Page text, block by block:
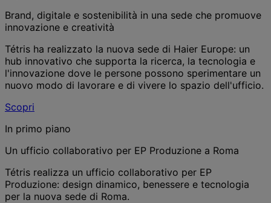
Brand, digitale e sostenibilità in una sede che promuove
innovazione e creatività
Tétris ha realizzato la nuova sede di Haier Europe: un
hub innovativo che supporta la ricerca, la tecnologia e
l'innovazione dove le persone possono sperimentare un
nuovo modo di lavorare e di vivere lo spazio dell'ufficio.
Scopri
In primo piano
Un ufficio collaborativo per EP Produzione a Roma
Tétris realizza un ufficio collaborativo per EP
Produzione: design dinamico, benessere e tecnologia
per la nuova sede di Roma.